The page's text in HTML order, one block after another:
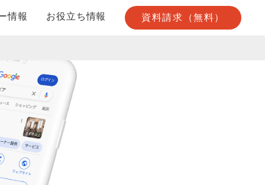
情報 お役立ち情報 資料請求（無料）